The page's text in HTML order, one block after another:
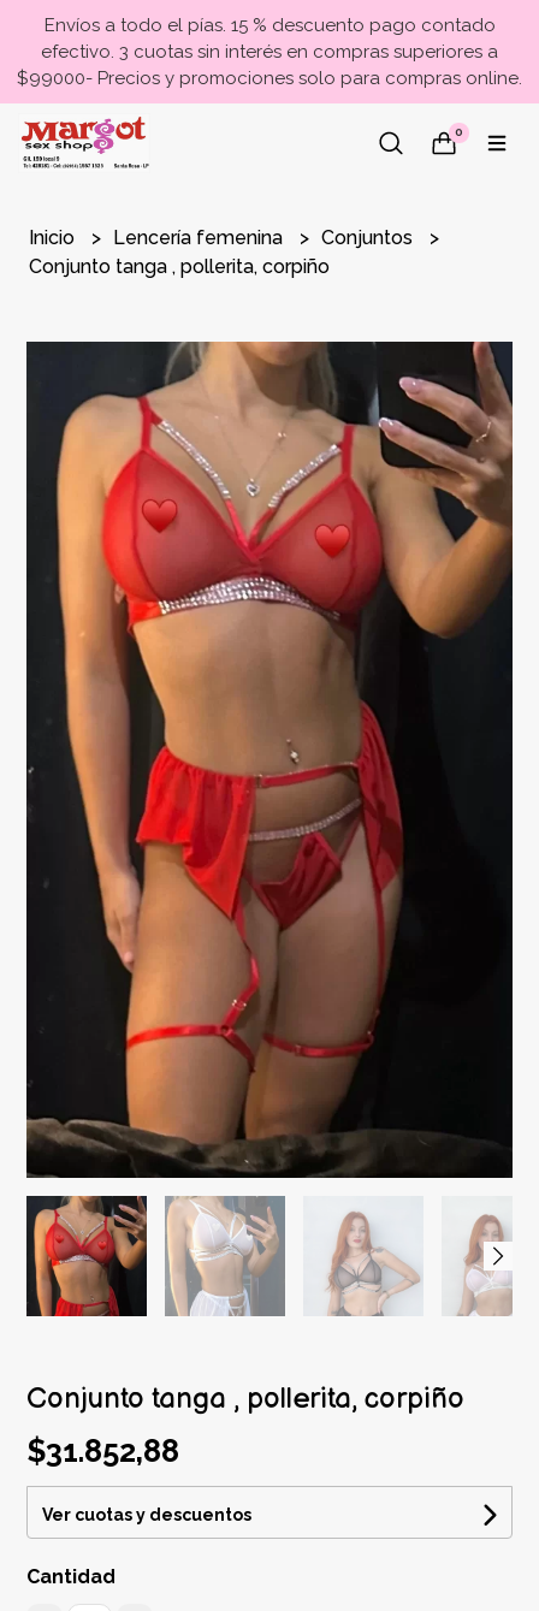
Envíos a todo el pías. 15 % descuento pago contado
efectivo. 3 cuotas sin interés en compras superiores a
$99000- Precios y promociones solo para compras online.
0
Inicio Lencería femenina
Conjuntos
Conjunto tanga , pollerita, corpiño
Conjunto tanga , pollerita, corpiño
$31.852,88
Ver cuotas y descuentos
Cantidad